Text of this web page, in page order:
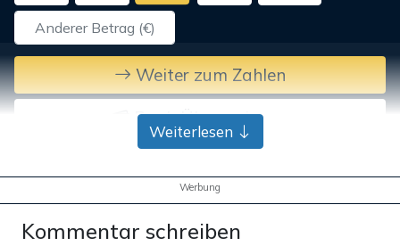
Weiter zum Zahlen
Bank-Überweisung
Weiterlesen
Werbung
Kommentar schreiben